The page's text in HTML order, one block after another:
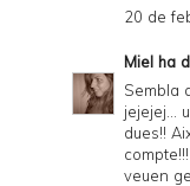
20 de
Miel ha
Sembla
jejejej...
dues!!
veuen